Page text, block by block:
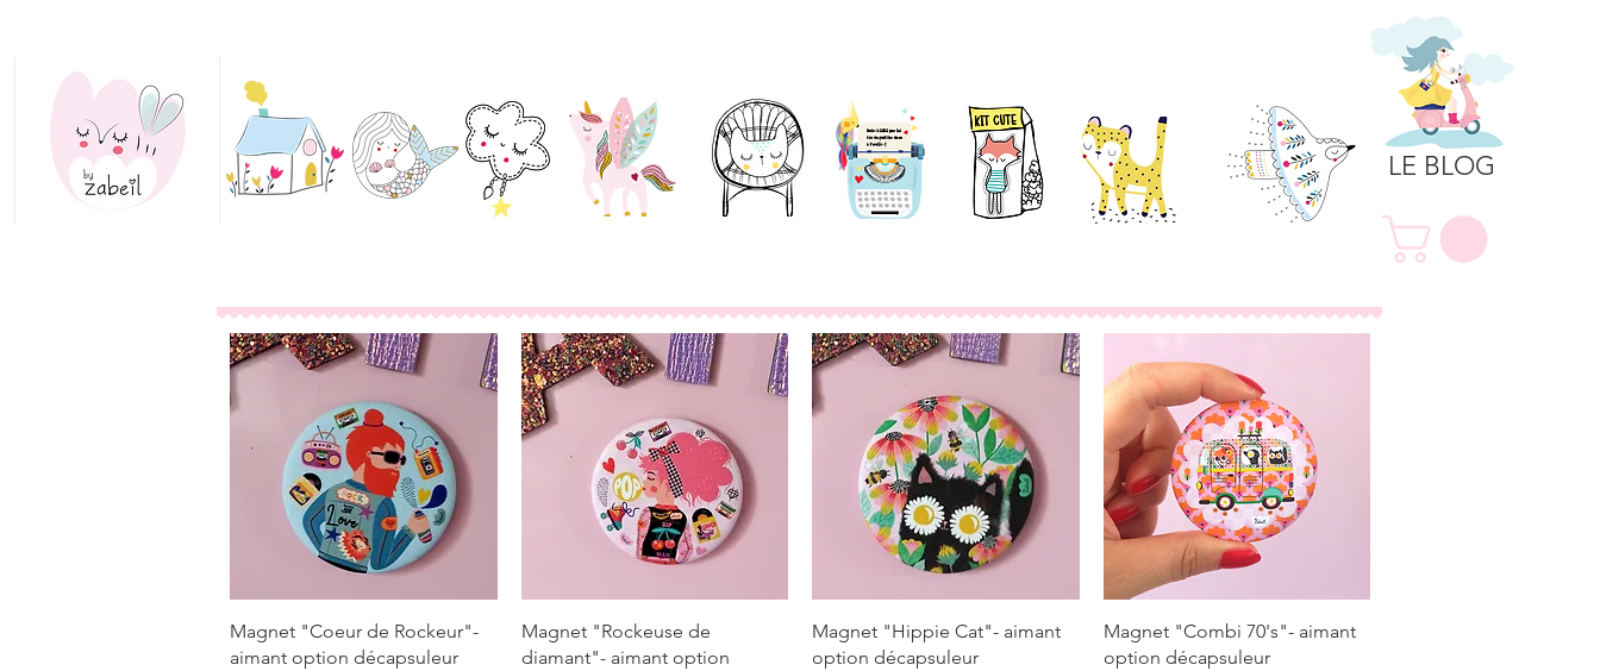
LE BLOG
Aperçu rapide
Magnet "Coeur de Rockeur"-
aimant option décapsuleur
Aperçu rapide
Magnet "Rockeuse de
diamant"- aimant option
Aperçu rapide
Magnet "Hippie Cat"- aimant
option décapsuleur
Aperçu rapide
Magnet "Combi 70's"- aimant
option décapsuleur